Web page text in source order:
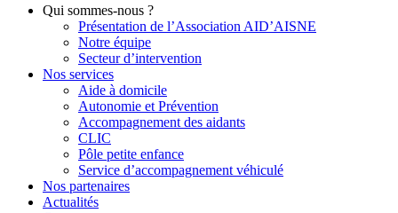
Qui sommes-nous ?
Présentation de l’Association AID’AISNE
Notre équipe
Secteur d’intervention
Nos services
Aide à domicile
Autonomie et Prévention
Accompagnement des aidants
CLIC
Pôle petite enfance
Service d’accompagnement véhiculé
Nos partenaires
Actualités